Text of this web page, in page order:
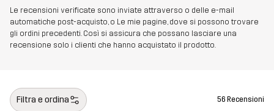
Le recensioni verificate sono inviate attraverso o delle e-mail
automatiche post-acquisto, o Le mie pagine, dove si possono trovare
gli ordini precedenti. Così si assicura che possano lasciare una
recensione solo i clienti che hanno acquistato il prodotto.
Filtra e ordina 56 Recensioni